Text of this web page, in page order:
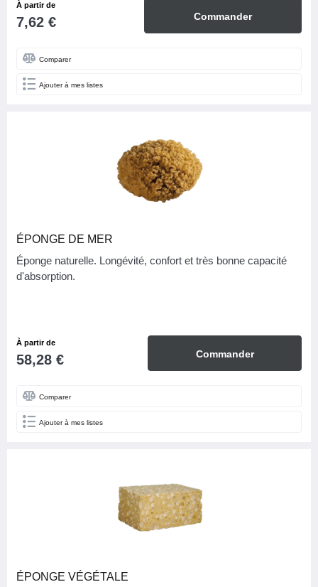
À partir de
7,62 € Commander
Comparer
Ajouter à mes listes
ÉPONGE DE MER
Éponge naturelle. Longévité, confort et très bonne capacité
d'absorption.
À partir de
58,28 € Commander
Comparer
Ajouter à mes listes
ÉPONGE VÉGÉTALE